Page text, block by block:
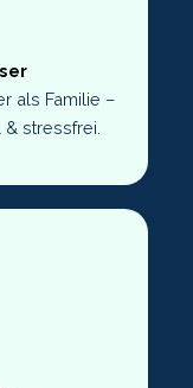
als Familie –
stressfrei.